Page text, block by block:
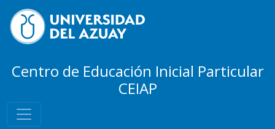
Centro de Educación Inicial Particular
CEIAP